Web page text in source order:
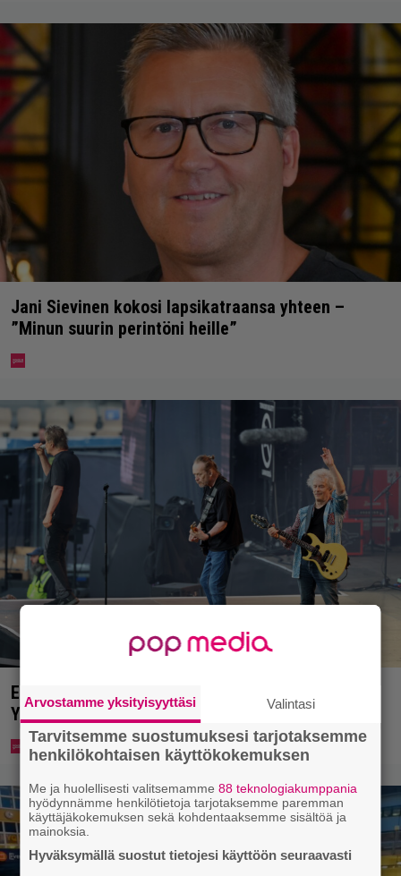
Jani Sievinen kokosi lapsikatraansa yhteen –
”Minun suurin perintöni heille”
Eppu Normaalin viimeinen konsertti esitetään
Ylellä
Arvostamme yksityisyyttäsi Valintasi
Tarvitsemme suostumuksesi tarjotaksemme
henkilökohtaisen käyttökokemuksen
Me ja huolellisesti valitsemamme88 teknologiakumppania
hyödynnämme henkilötietoja tarjotaksemme paremman
käyttäjäkokemuksen sekä kohdentaaksemme sisältöä ja
mainoksia.
Hyväksymällä suostut tietojesi käyttöön seuraavasti